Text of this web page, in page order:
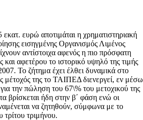
ευρώ αποτιμάται η χρηματιστηριακή
εισηγμένης Οργανισμός Λιμένος
αντίστοιχα αφενός η πιο πρόσφατη
και αφετέρου το ιστορικό υψηλό της τιμής
Το ζήτημα έχει έλθει δυναμικά στο
μέτοχός της το ΤΑΙΠΕΔ διενεργεί, εν μέσω
την πώληση του 67\% του μετοχικού της
βρίσκεται ήδη στην β΄ φάση ενώ οι
να ζητηθούν, σύμφωνα με το
τρίτου τριμήνου.